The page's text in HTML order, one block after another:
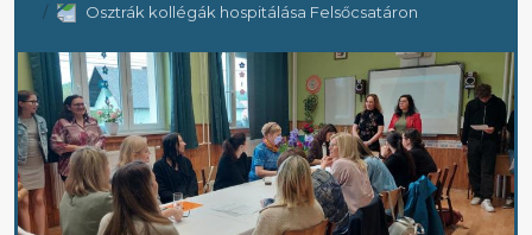
Osztrák kollégák hospitálása Felsőcsatáron